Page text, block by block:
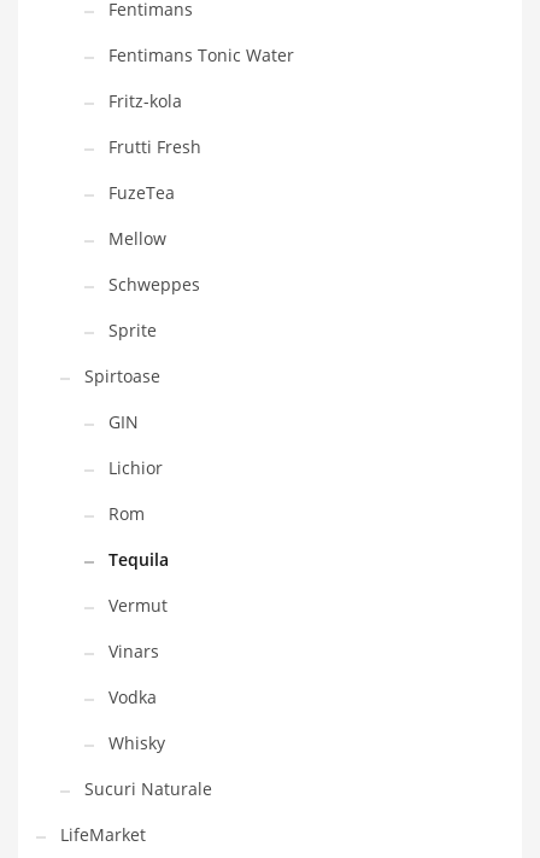
Fentimans
Fentimans Tonic Water
Fritz-kola
Frutti Fresh
FuzeTea
Mellow
Schweppes
Sprite
Spirtoase
GIN
Lichior
Rom
Tequila
Vermut
Vinars
Vodka
Whisky
Sucuri Naturale
LifeMarket